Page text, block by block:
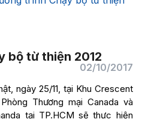
bộ từ thiện 2012
02/10/2017
ngày 25/11, tại Khu Crescent
Thương mại Canada và
tại TP.HCM sẽ thực hiện